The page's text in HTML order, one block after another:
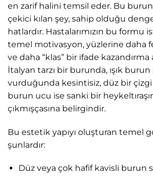
en zarif halini temsil eder. Bu
çekici kılan şey, sahip olduğu
hatlardır. Hastalarımızın bu formu
temel motivasyon, yüzlerine daha
ve daha “klas” bir ifade
İtalyan tarzı bir burunda, ışık burun
vurduğunda kesintisiz, düz bir
burun ucu ise sanki bir
çıkmışçasına belirgindir.
Bu estetik yapıyı oluşturan temel
şunlardır:
Düz veya çok hafif kavisli burun